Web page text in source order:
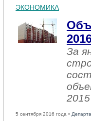
ЭКОНОМИКА
За
5 сентября 2016 года •